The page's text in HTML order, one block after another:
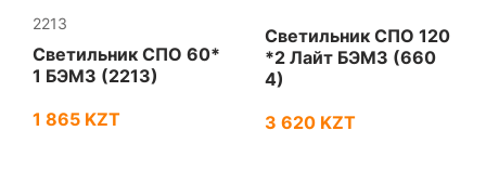
2213
Светильник СПО 60*
1 БЭМЗ (2213)
1 865 KZT
Светильник СПО 120
*2 Лайт БЭМЗ (660
4)
3 620 KZT